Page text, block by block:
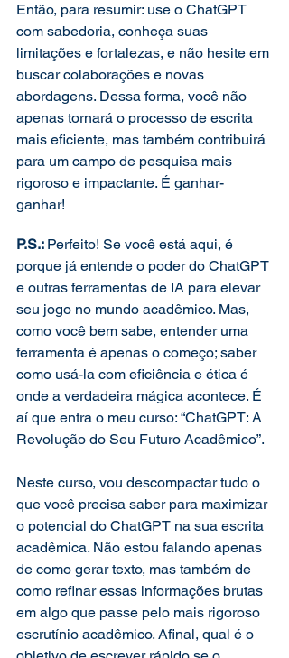
Então, para resumir: use o ChatGPT
com sabedoria, conheça suas
limitações e fortalezas, e não hesite em
buscar colaborações e novas
abordagens. Dessa forma, você não
apenas tornará o processo de escrita
mais eficiente, mas também contribuirá
para um campo de pesquisa mais
rigoroso e impactante. É ganhar-
ganhar!
P.S.: Perfeito! Se você está aqui, é
porque já entende o poder do ChatGPT
e outras ferramentas de IA para elevar
seu jogo no mundo acadêmico. Mas,
como você bem sabe, entender uma
ferramenta é apenas o começo; saber
como usá-la com eficiência e ética é
onde a verdadeira mágica acontece. É
aí que entra o meu curso: “ChatGPT: A
Revolução do Seu Futuro Acadêmico”.
Neste curso, vou descompactar tudo o
que você precisa saber para maximizar
o potencial do ChatGPT na sua escrita
acadêmica. Não estou falando apenas
de como gerar texto, mas também de
como refinar essas informações brutas
em algo que passe pelo mais rigoroso
escrutínio acadêmico. Afinal, qual é o